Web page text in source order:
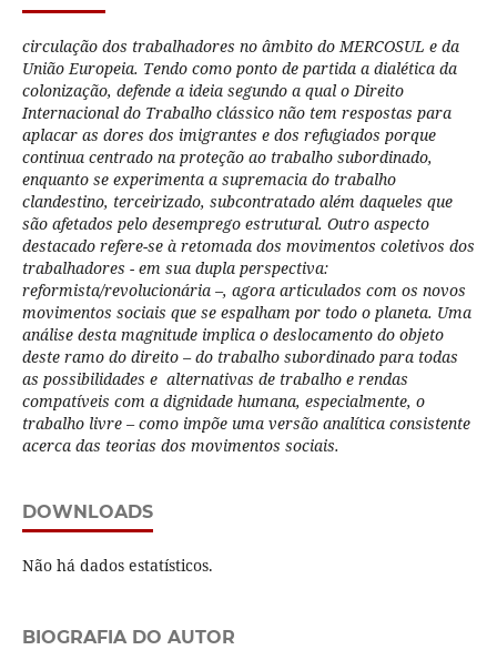
circulação dos trabalhadores no âmbito do MERCOSUL e da
União Europeia. Tendo como ponto de partida a dialética da
colonização, defende a ideia segundo a qual o Direito
Internacional do Trabalho clássico não tem respostas para
aplacar as dores dos imigrantes e dos refugiados porque
continua centrado na proteção ao trabalho subordinado,
enquanto se experimenta a supremacia do trabalho
clandestino, terceirizado, subcontratado além daqueles que
são afetados pelo desemprego estrutural. Outro aspecto
destacado refere-se à retomada dos movimentos coletivos dos
trabalhadores - em sua dupla perspectiva:
reformista/revolucionária –, agora articulados com os novos
movimentos sociais que se espalham por todo o planeta. Uma
análise desta magnitude implica o deslocamento do objeto
deste ramo do direito – do trabalho subordinado para todas
as possibilidades e alternativas de trabalho e rendas
compatíveis com a dignidade humana, especialmente, o
trabalho livre – como impõe uma versão analítica consistente
acerca das teorias dos movimentos sociais.
DOWNLOADS
Não há dados estatísticos.
BIOGRAFIA DO AUTOR